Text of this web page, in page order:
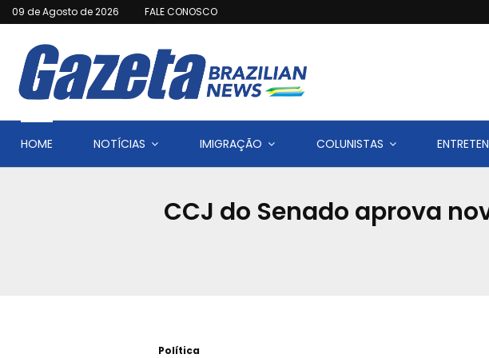
09 de Agosto de 2026 FALE CONOSCO
HOME NOTÍCIAS IMIGRAÇÃO COLUNISTAS
CCJ do Senado aprova
Política